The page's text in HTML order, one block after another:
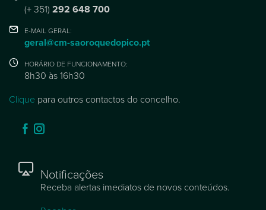
(+ 351) 292 648 700
E-MAIL GERAL:
geral@cm-saoroquedopico.pt
HORÁRIO DE FUNCIONAMENTO:
8h30 às 16h30
Clique para outros contactos do concelho.
Notificações
Receba alertas imediatos de novos conteúdos.